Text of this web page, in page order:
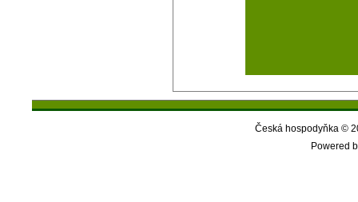
Česká hospodyňka ©
Powered